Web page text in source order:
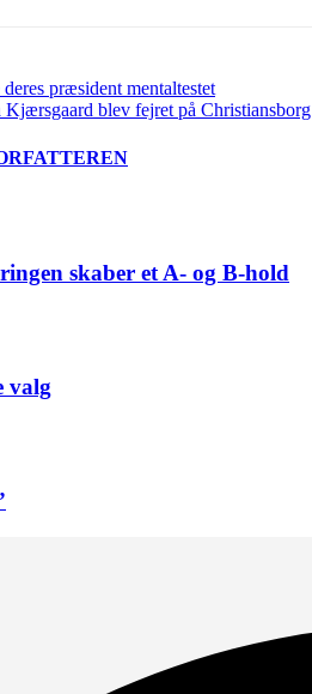
præsident mentaltestet
blev fejret på Christiansborg
skaber et A- og B-hold
valg